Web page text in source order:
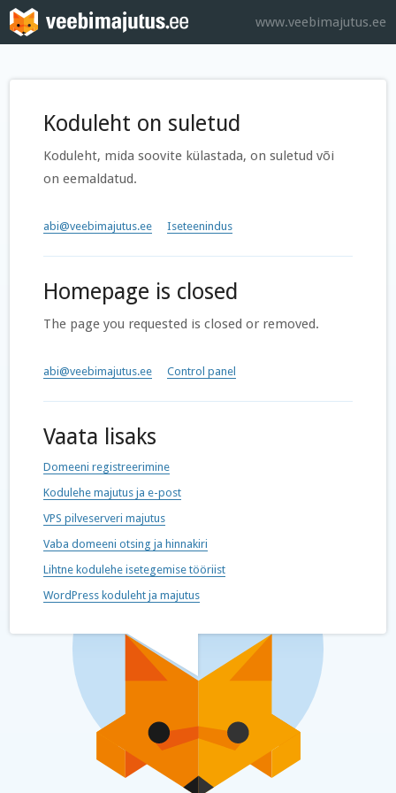
www.veebimajutus.ee
Koduleht on suletud
Koduleht, mida soovite külastada, on suletud või
on eemaldatud.
abi@veebimajutus.ee Iseteenindus
Homepage is closed
The page you requested is closed or removed.
abi@veebimajutus.ee Control panel
Vaata lisaks
Domeeni registreerimine
Kodulehe majutus ja e-post
VPS pilveserveri majutus
Vaba domeeni otsing ja hinnakiri
Lihtne kodulehe isetegemise tööriist
WordPress koduleht ja majutus